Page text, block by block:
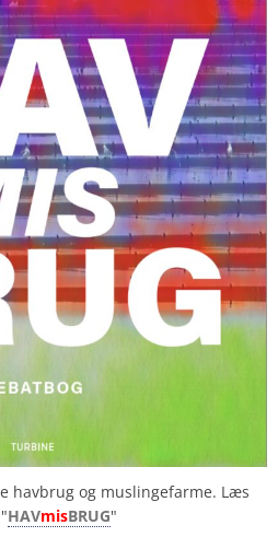
havbrug og muslingefarme. Læs
HAVmisBRUG"